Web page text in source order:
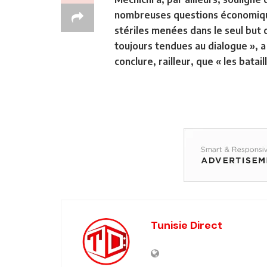
nombreuses questions
stériles menées dans le seul but
toujours tendues au dialogue »,
conclure, railleur, que « les
Tunisie Direct